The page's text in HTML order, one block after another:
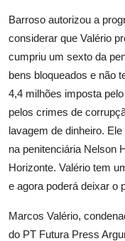
Barroso autorizou a
considerar que Valério
cumpriu um sexto da
bens bloqueados e não
4,4 milhões imposta
pelos crimes de
lavagem de dinheiro.
na penitenciária Nelson
Horizonte. Valério tem
e agora poderá deixar o
Marcos Valério,
do PT Futura Press